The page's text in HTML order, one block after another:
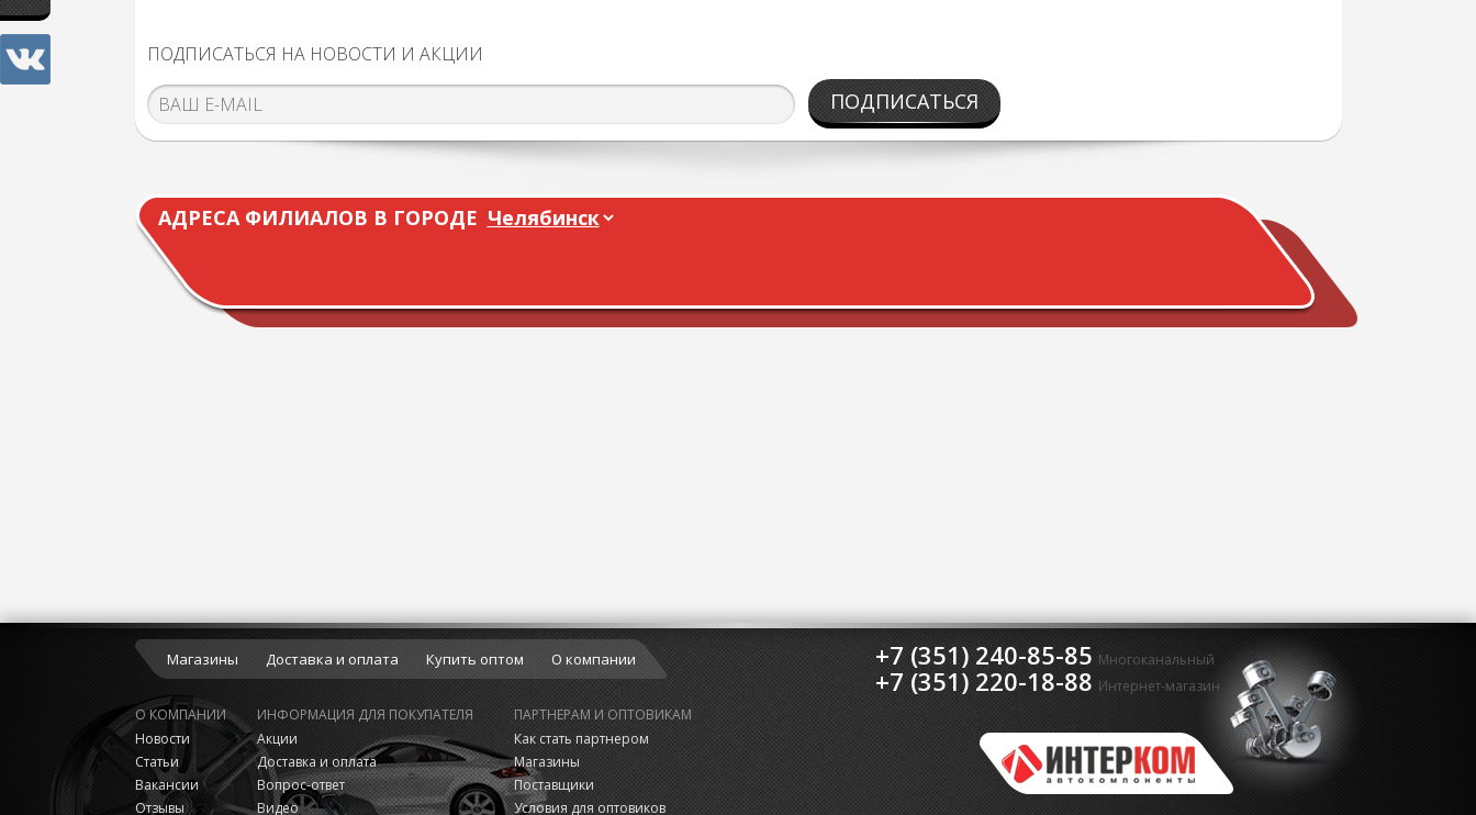
ПОДПИСАТЬСЯ НА НОВОСТИ И АКЦИИ
ПОДПИСАТЬСЯ
АДРЕСА ФИЛИАЛОВ В ГОРОДЕ
Магазины Доставка и оплата Купить оптом О компании +7 (351) 240-85-85 Многоканальный
+7 (351) 220-18-88 Интернет-магазин
О КОМПАНИИ
Новости
Статьи
Вакансии
Отзывы
ИНФОРМАЦИЯ ДЛЯ ПОКУПАТЕЛЯ
Акции
Доставка и оплата
Вопрос-ответ
Видео
ПАРТНЕРАМ И ОПТОВИКАМ
Как стать партнером
Магазины
Поставщики
Условия для оптовиков